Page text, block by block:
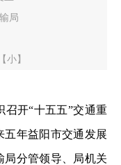
局
【小】
开“十五五”交通重
五年益阳市交通发展
局分管领导、局机关